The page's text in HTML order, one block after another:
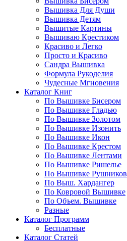
Вышивка Для Души
Вышивка Детям
Вышитые Картины
Вышиваю Крестиком
Красиво и Легко
Просто и Красиво
Сандра Вышивка
Формула Рукоделия
Чудесные Мгновения
Каталог Книг
По Вышивке Бисером
По Вышивке Гладью
По Вышивке Золотом
По Вышивке Изонить
По Вышивке Икон
По Вышивке Крестом
По Вышивке Лентами
По Вышивке Ришелье
По Вышивке Рушников
По Выш. Хардангер
По Ковровой Вышивке
По Объем. Вышивке
Разные
Каталог Программ
Бесплатные
Каталог Статей